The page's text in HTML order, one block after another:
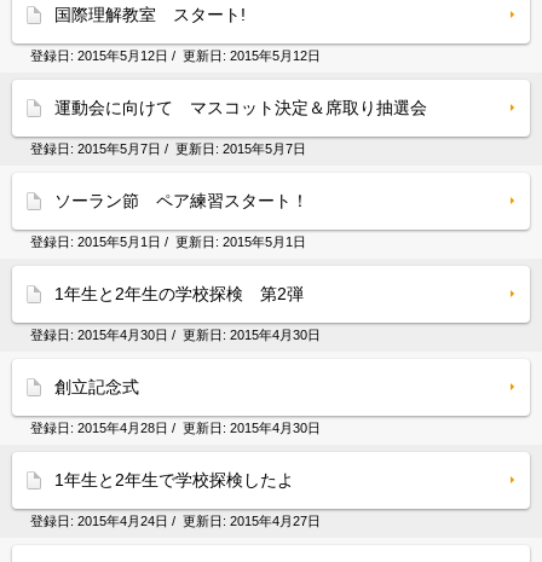
国際理解教室 スタート!
登録日: 2015年5月12日 / 更新日: 2015年5月12日
運動会に向けて マスコット決定＆席取り抽選会
登録日: 2015年5月7日 / 更新日: 2015年5月7日
ソーラン節 ペア練習スタート！
登録日: 2015年5月1日 / 更新日: 2015年5月1日
1年生と2年生の学校探検 第2弾
登録日: 2015年4月30日 / 更新日: 2015年4月30日
創立記念式
登録日: 2015年4月28日 / 更新日: 2015年4月30日
1年生と2年生で学校探検したよ
登録日: 2015年4月24日 / 更新日: 2015年4月27日